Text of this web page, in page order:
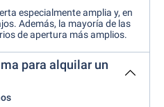
especialmente amplia y, en
Además, la mayoría de las
de apertura más amplios.
para alquilar un